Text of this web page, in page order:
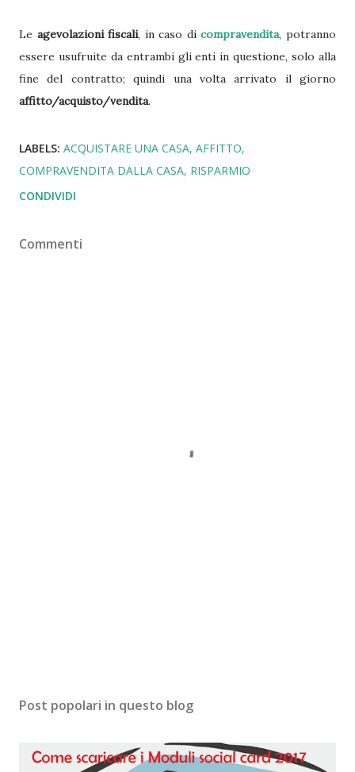
Le agevolazioni fiscali, in caso dicompravendita, potranno
essere usufruite da entrambi gli enti in questione, solo alla
fine del contratto; quindi una volta arrivato il giorno
affitto/acquisto/vendita.
LABELS: ACQUISTARE UNA CASA AFFITTO
COMPRAVENDITA DALLA CASA RISPARMIO
CONDIVIDI
Commenti
Post popolari in questo blog